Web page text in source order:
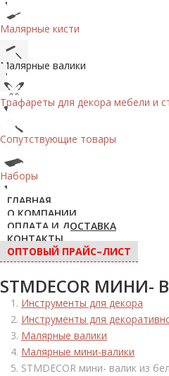
Малярные кисти
Малярные валики
Трафареты для декора мебели и
Сопутствующие товары
Наборы
ГЛАВНАЯ
О КОМПАНИИ
ОПЛАТА И ДОСТАВКА
КОНТАКТЫ
ОПТОВЫЙ ПРАЙС–ЛИСТ
STMDECOR
Инструменты для декора
Инструменты для
Малярные валики
Малярные мини-валики
STMDECOR мини- валик из